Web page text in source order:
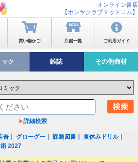
オンライン書店
【ホンヤクラブドットコム】
買い物かご 店舗一覧 ご利用ガイド
ック 雑誌 その他商材
詳細検索
吾 グローグー ｜課題図書 ｜夏休みドリル｜
2027